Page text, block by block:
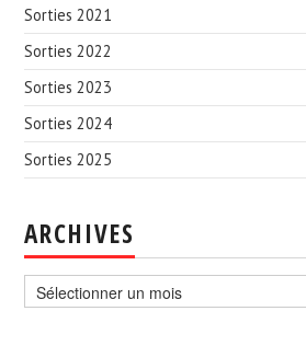
Sorties 2021
Sorties 2022
Sorties 2023
Sorties 2024
Sorties 2025
ARCHIVES